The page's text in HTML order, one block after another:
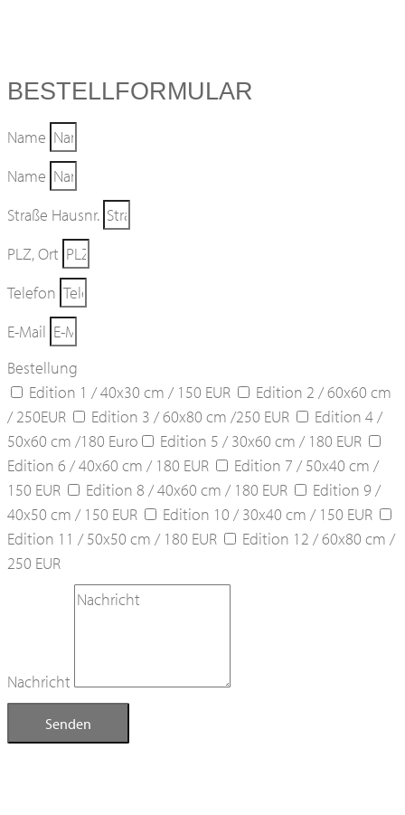
BESTELLFORMULAR
Name
Name
Straße Hausnr.
PLZ, Ort
Telefon
E-Mail
Bestellung
Edition 1 / 40x30 cm / 150 EUR
Edition 2 / 60x60 cm
/ 250EUR
Edition 3 / 60x80 cm /250 EUR
Edition 4 /
50x60 cm /180 Euro
Edition 5 / 30x60 cm / 180 EUR
Edition 6 / 40x60 cm / 180 EUR
Edition 7 / 50x40 cm /
150 EUR
Edition 8 / 40x60 cm / 180 EUR
Edition 9 /
40x50 cm / 150 EUR
Edition 10 / 30x40 cm / 150 EUR
Edition 11 / 50x50 cm / 180 EUR
Edition 12 / 60x80 cm /
250 EUR
Nachricht
Senden